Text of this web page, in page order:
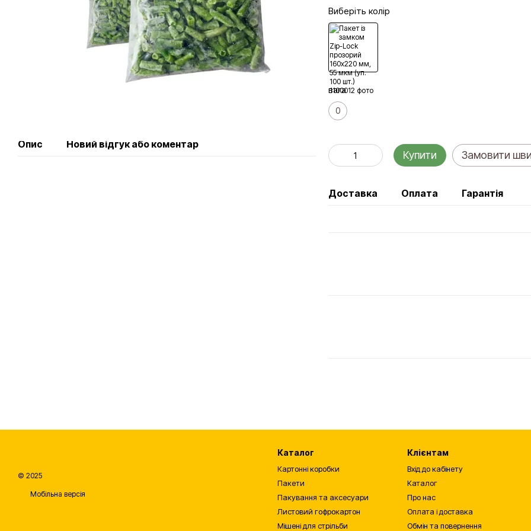
Опис Новий відгук або коментар
Виберіть колір
вага
0
Купити Замовити
Доставка Оплата Гарантія
© 2025
Мобільна версія
Каталог
Картонні коробки
Пакети
Пакування та аксесуари
Листовий гофрокартон
Мішені для стрільби
Клієнтам
Вхід до кабінету
Каталог
Про нас
Оплата і доставка
Обмін та повернення